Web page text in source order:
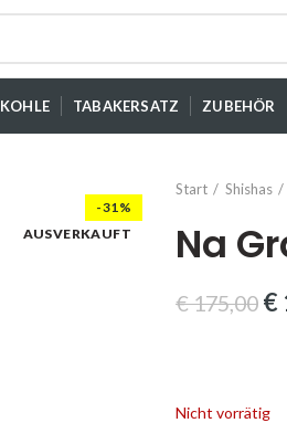
KOHLE TABAKERSATZ ZUBEHÖR
-31%
AUSVERKAUFT
Start Shishas
Na
€175,00 €
Nicht vorrätig